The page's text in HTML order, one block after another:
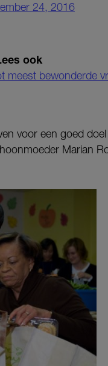
24, 2016
ook
meest bewonderde
voor een goed
Marian